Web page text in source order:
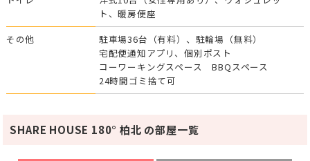
ト、暖房便座
その他
駐車場36台（有料）、駐輪場（無料）
宅配便通知アプリ、個別ポスト
コーワーキングスペース BBQスペース
24時間ゴミ捨て可
SHARE HOUSE 180° 柏北 の部屋一覧